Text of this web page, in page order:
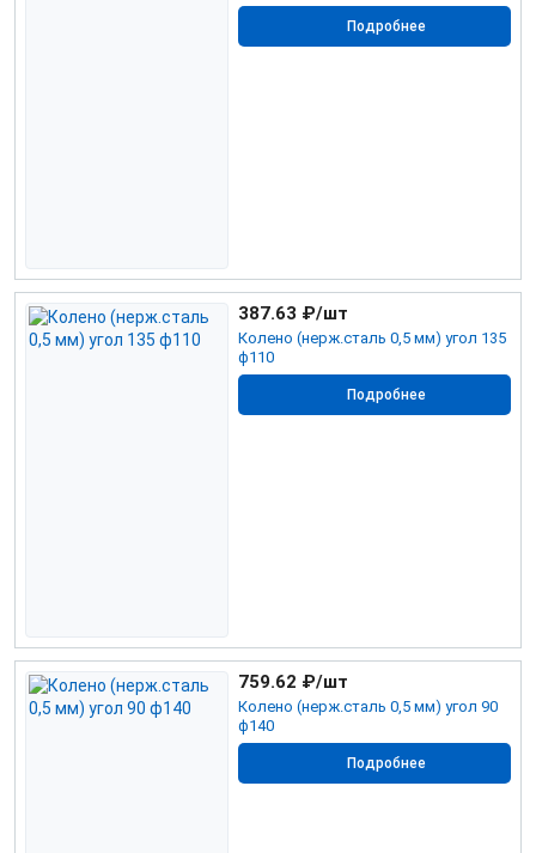
Подробнее
Колено (нерж.сталь 0,5 мм) угол 135
ф110
387.63 ₽/шт
Подробнее
Колено (нерж.сталь 0,5 мм) угол 90
ф140
759.62 ₽/шт
Подробнее